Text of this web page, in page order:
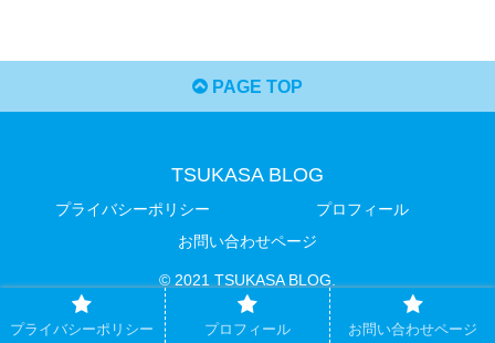
PAGE TOP
TSUKASA BLOG
プライバシーポリシー
プロフィール
お問い合わせページ
© 2021 TSUKASA BLOG.
プライバシーポリシー プロフィール お問い合わせページ